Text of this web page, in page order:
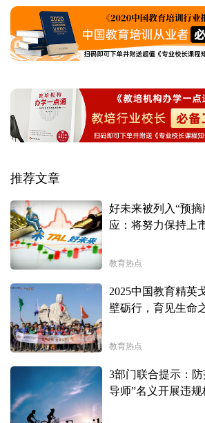
推荐文章
好未来被列入“预摘
应：将努力保持上
教育热点
2025中国教育精英
壁砺行，育见生命
教育热点
3部门联合提示：
导师”名义开展违规